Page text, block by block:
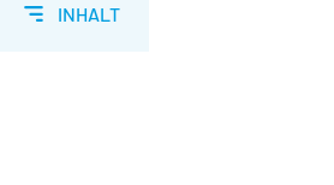
INHALT